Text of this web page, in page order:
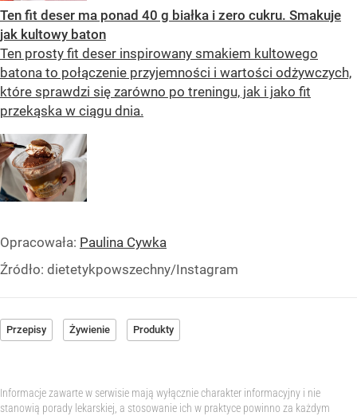
Ten fit deser ma ponad 40 g białka i zero cukru. Smakuje
jak kultowy baton
Ten prosty fit deser inspirowany smakiem kultowego
batona to połączenie przyjemności i wartości odżywczych,
które sprawdzi się zarówno po treningu, jak i jako fit
przekąska w ciągu dnia.
Opracowała: Paulina Cywka
Źródło: dietetykpowszechny/Instagram
Przepisy Żywienie Produkty
Informacje zawarte w serwisie mają wyłącznie charakter informacyjny i nie
stanowią porady lekarskiej, a stosowanie ich w praktyce powinno za każdym